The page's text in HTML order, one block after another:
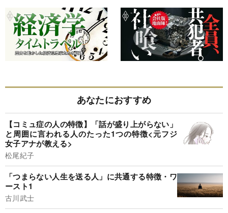
あなたにおすすめ
【コミュ症の人の特徴】「話が盛り上がらない」
と周囲に言われる人のたった1つの特徴<元フジ
女子アナが教える>
松尾紀子
「つまらない人生を送る人」に共通する特徴・ワ
ースト1
古川武士